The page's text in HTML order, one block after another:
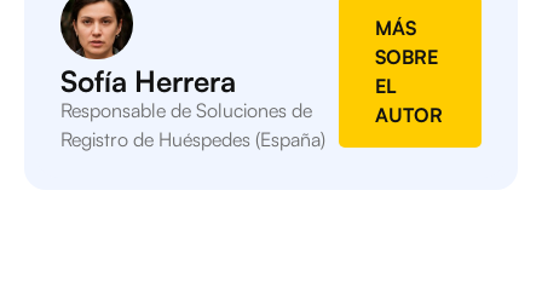
Sofía Herrera
Responsable de Soluciones de
Registro de Huéspedes (España)
MÁS
SOBRE
EL
AUTOR